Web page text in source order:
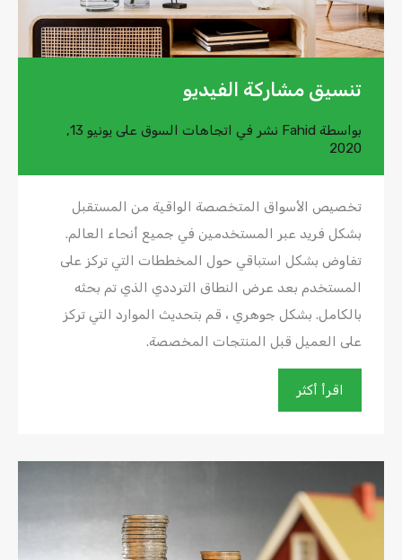
تنسيق مشاركة الفيديو
بواسطة Fahid نشر في اتجاهات السوق على
يونيو 13,
2020
تخصيص الأسواق المتخصصة الواقية من المستقبل
بشكل فريد عبر المستخدمين في جميع أنحاء العالم.
تفاوض بشكل استباقي حول المخططات التي تركز على
المستخدم بعد عرض النطاق الترددي الذي تم بحثه
بالكامل. بشكل جوهري ، قم بتحديث الموارد التي تركز
على العميل قبل المنتجات المخصصة.
اقرأ أكثر